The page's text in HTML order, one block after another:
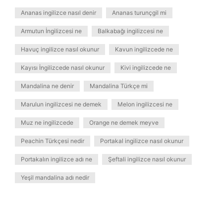
Ananas ingilizce nasıl denir Ananas turunçgil mi
Armutun İngilizcesi ne Balkabağı ingilizcesi ne
Havuç ingilizce nasıl okunur Kavun ingilizcede ne
Kayısı İngilizcede nasıl okunur Kivi ingilizcede ne
Mandalina ne denir Mandalina Türkçe mi
Marulun ingilizcesi ne demek Melon ingilizcesi ne
Muz ne ingilizcede Orange ne demek meyve
Peachin Türkçesi nedir Portakal ingilizce nasıl okunur
Portakalın ingilizce adı ne Şeftali ingilizce nasıl okunur
Yeşil mandalina adı nedir